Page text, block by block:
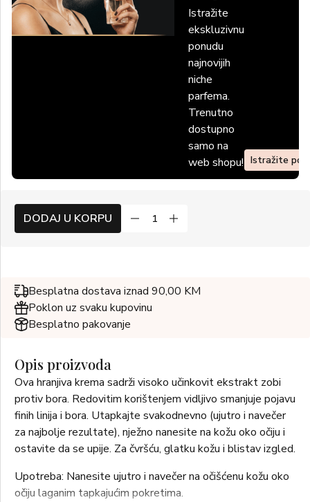
Istražite
ekskluzivnu
ponudu
najnovijih
niche
parfema.
Trenutno
dostupno
samo na
web shopu! Istražite
DODAJ U KORPU
Besplatna dostava iznad 90,00 KM
Poklon uz svaku kupovinu
Besplatno pakovanje
Opis proizvoda
Ova hranjiva krema sadrži visoko učinkovit ekstrakt zobi
protiv bora. Redovitim korištenjem vidljivo smanjuje pojavu
finih linija i bora. Utapkajte svakodnevno (ujutro i navečer
za najbolje rezultate), nježno nanesite na kožu oko očiju i
ostavite da se upije. Za čvršću, glatku kožu i blistav izgled.
Upotreba: Nanesite ujutro i navečer na očišćenu kožu oko
očiju laganim tapkajućim pokretima.